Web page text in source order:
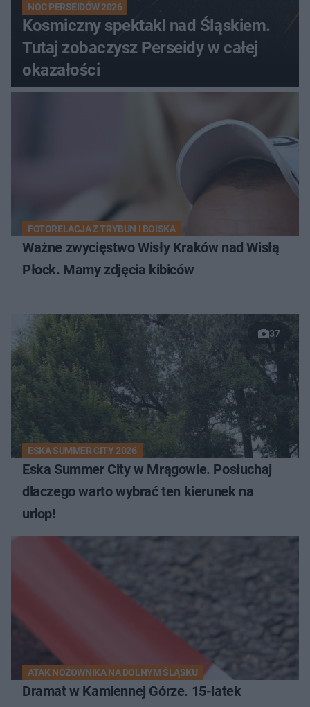
NOC PERSEIDÓW 2026
Kosmiczny spektakl nad Śląskiem.
Tutaj zobaczysz Perseidy w całej
okazałości
FOTORELACJA Z TRYBUN I BOISKA
Ważne zwycięstwo Wisły Kraków nad Wisłą
Płock. Mamy zdjęcia kibiców
37
ESKA SUMMER CITY 2026
Eska Summer City w Mrągowie. Posłuchaj
dlaczego warto wybrać ten kierunek na
urlop!
ATAK NOŻOWNIKA NA DOLNYM ŚLĄSKU
Dramat w Kamiennej Górze. 15-latek